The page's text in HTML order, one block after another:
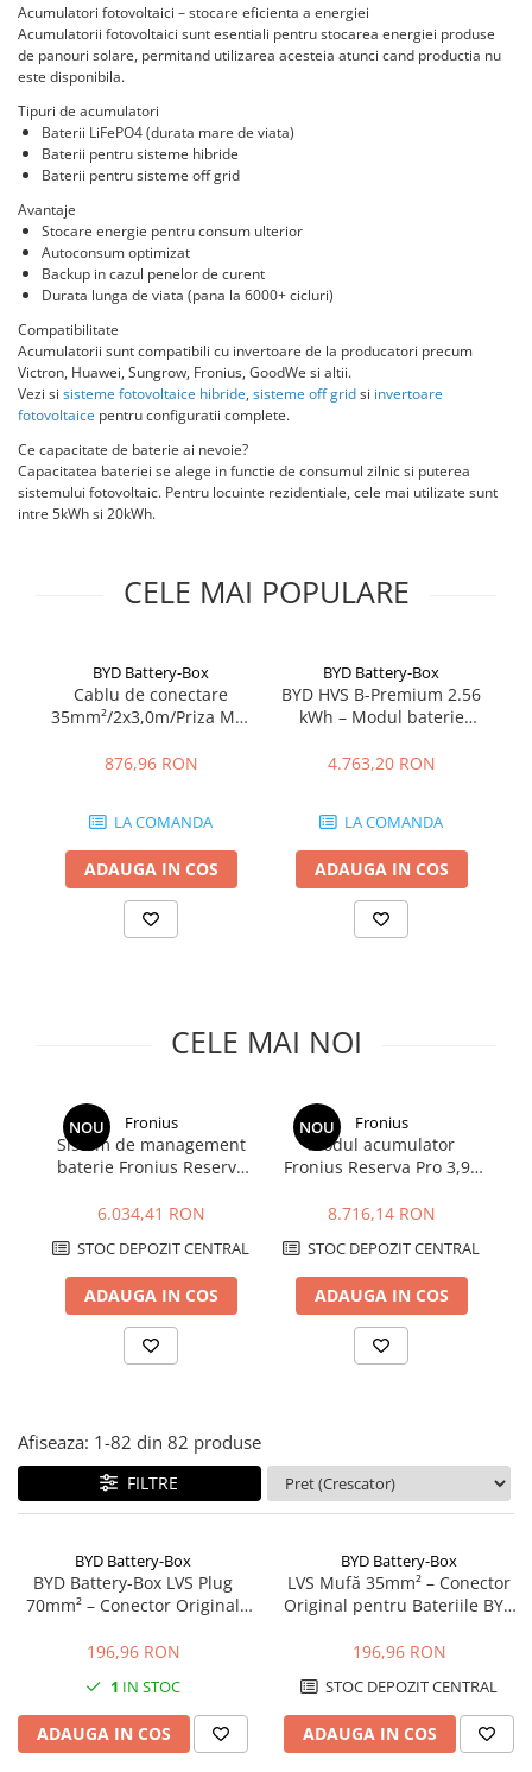
HUAWEI
SMA
Solplanet
Sungrow
Victron Energy
Acumulatori
BYD Battery
HVS
LVS
Deye
Enphase
FelicitySolar
Fronius Reserva
SBR battery
Structura acoperis tabla
IBC Top Fix 200
Accesorii
Conectica
Dongle
Meteocontrol
Monitorizare
Mufe si conectori
Smart Meter
Statii de reincarcare
Cabluri
Accesorii cabluri
Acumulatori fotovoltaici – stocare eficienta a energiei
Acumulatorii fotovoltaici sunt esentiali pentru stocarea energiei produse
de panouri solare, permitand utilizarea acesteia atunci cand productia nu
este disponibila.
Tipuri de acumulatori
Baterii LiFePO4 (durata mare de viata)
Baterii pentru sisteme hibride
Baterii pentru sisteme off grid
Avantaje
Stocare energie pentru consum ulterior
Autoconsum optimizat
Backup in cazul penelor de curent
Durata lunga de viata (pana la 6000+ cicluri)
Compatibilitate
Acumulatorii sunt compatibili cu invertoare de la producatori precum
Victron, Huawei, Sungrow, Fronius, GoodWe si altii.
Vezi si sisteme fotovoltaice hibride, sisteme off gridsi invertoare
fotovoltaice pentru configuratii complete.
Ce capacitate de baterie ai nevoie?
Capacitatea bateriei se alege in functie de consumul zilnic si puterea
sistemului fotovoltaic. Pentru locuinte rezidentiale, cele mai utilizate sunt
intre 5kWh si 20kWh.
CELE MAI POPULARE
BYD Battery-Box
Cablu de conectare
35mm²/2x3,0m/Priza M8-
876,96 RON
LA COMANDA
ADAUGA IN COS
BYD Battery-Box
BYD HVS B-Premium 2.56
kWh – Modul baterie
hibride
4.763,20 RON
LA COMANDA
ADAUGA IN COS
CELE MAI NOI
NOU Fronius
Sistem de management
baterie Fronius Reserva
6.034,41 RON
STOC DEPOZIT CENTRAL
ADAUGA IN COS
NOU Fronius
Modul acumulator
Fronius Reserva Pro 3,98
8.716,14 RON
STOC DEPOZIT CENTRAL
ADAUGA IN COS
Afiseaza: 1-82 din 82 produse
FILTRE
BYD Battery-Box
BYD Battery-Box LVS Plug
70mm² – Conector Original
196,96 RON
1 IN STOC
ADAUGA IN COS
BYD Battery-Box
LVS Mufă 35mm² – Conector
Original pentru Bateriile BYD
196,96 RON
STOC DEPOZIT CENTRAL
ADAUGA IN COS